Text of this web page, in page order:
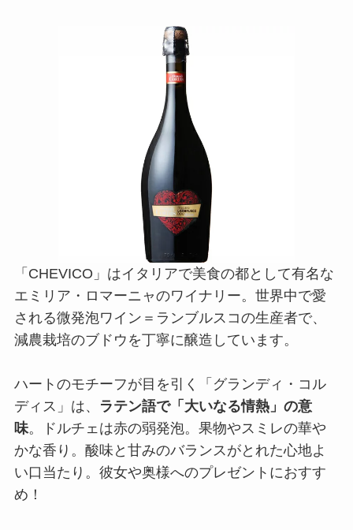
「CHEVICO」はイタリアで美食の都として有名な
エミリア・ロマーニャのワイナリー。世界中で愛
される微発泡ワイン＝ランブルスコの生産者で、
減農栽培のブドウを丁寧に醸造しています。
ハートのモチーフが目を引く「グランディ・コル
ディス」は、
ラテン語で「大いなる情熱」の意
味。ドルチェは赤の弱発泡。果物やスミレの華や
かな香り。酸味と甘みのバランスがとれた心地よ
い口当たり。彼女や奥様へのプレゼントにおすす
め！